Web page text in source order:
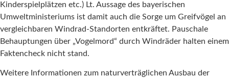
Kinderspielplätzen etc.) Lt. Aussage des bayerischen
Umweltministeriums ist damit auch die Sorge um Greifvögel an
vergleichbaren Windrad-Standorten entkräftet. Pauschale
Behauptungen über „Vogelmord“ durch Windräder halten einem
Faktencheck nicht stand.
Weitere Informationen zum naturverträglichen Ausbau der